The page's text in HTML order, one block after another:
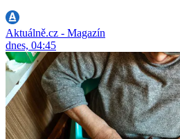
Aktuálně.cz - Magazín
dnes, 04:45